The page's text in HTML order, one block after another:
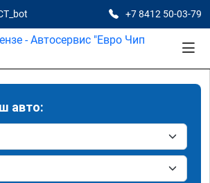
+7 8412 50-03-79
авто: